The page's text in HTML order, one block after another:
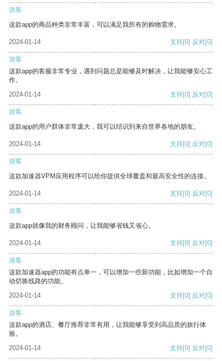
游客
这款app的商品种类非常丰富，可以满足我所有的购物需求。
2024-01-14 支持[0] 反对[0]
游客
这款app的客服非常专业，遇到问题总是能够及时解决，让我能够安心工
作。
2024-01-14
支持[0] 反对[0]
游客
这款app的用户群体非常庞大，我可以结识到来自世界各地的朋友。
2024-01-14 支持[0] 反对[0]
游客
这款加速器VPM应用程序可以给你提供全球覆盖和最高安全性的连接。
2024-01-14 支持[0] 反对[0]
游客
这款app就像我的财务顾问，让我能够省钱又省心。
2024-01-14 支持[0] 反对[0]
游客
这款加速器app的功能有点单一，可以增加一些新功能，比如增加一个自
动切换线路的功能。
2024-01-14
支持[0] 反对[0]
游客
这款app的酒店、餐厅推荐非常有用，让我能够享受到高品质的旅行体
验。
2024-01-14
支持[0] 反对[0]